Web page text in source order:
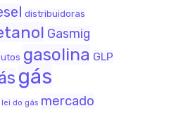
distribuidoras
Gasmig
gasolina GLP
gás
lei do gás mercado